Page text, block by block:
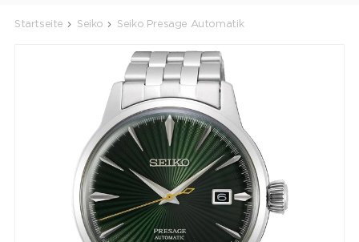
Startseite Seiko Seiko Presage Automatik